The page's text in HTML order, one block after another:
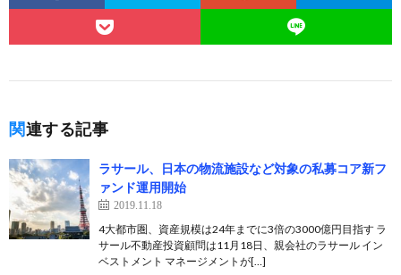
関連する記事
ラサール、日本の物流施設など対象の私募コア新フ
ァンド運用開始
2019.11.18
4大都市圏、資産規模は24年までに3倍の3000億円目指す ラ
サール不動産投資顧問は11月18日、親会社のラサール イン
ベストメント マネージメントが[…]